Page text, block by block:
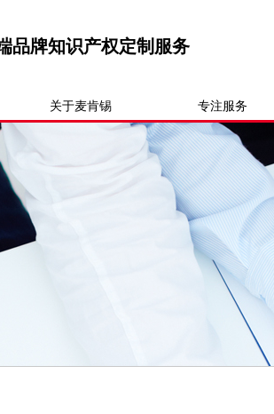
品牌知识产权定制服务
关于麦肯锡 专注服务